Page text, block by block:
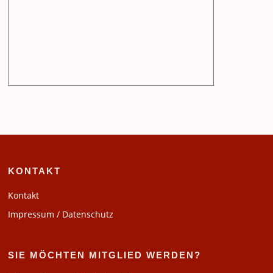
KONTAKT
Kontakt
Impressum / Datenschutz
SIE MÖCHTEN MITGLIED WERDEN?